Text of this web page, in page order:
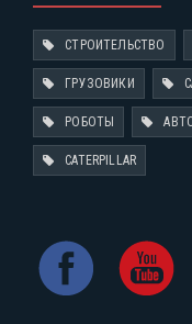
СТРОИТЕЛЬСТВО
ГРУЗОВИКИ
РОБОТЫ
CATERPILLAR